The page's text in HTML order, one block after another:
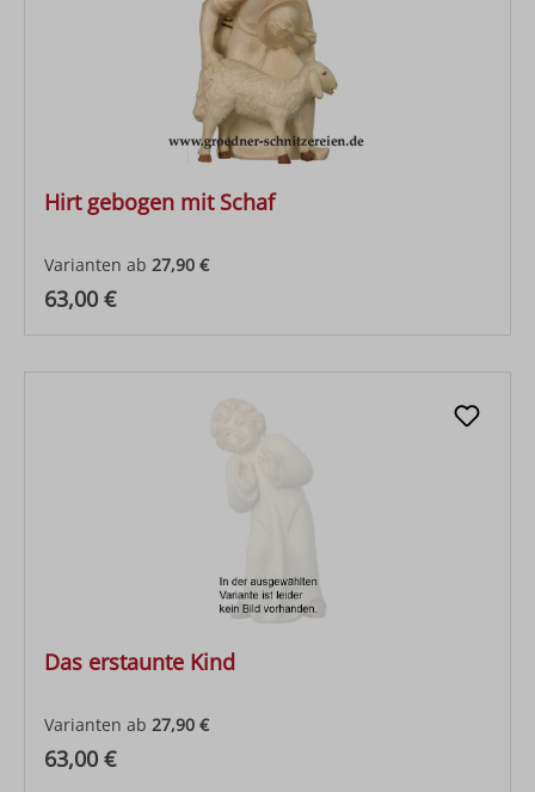
Hirt gebogen mit Schaf
Varianten ab 27,90 €
Regulärer Preis:
63,00 €
Das erstaunte Kind
Varianten ab 27,90 €
Regulärer Preis:
63,00 €